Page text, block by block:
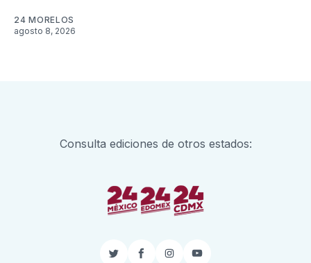
24 MORELOS
agosto 8, 2026
Consulta ediciones de otros estados:
TwitterFacebook
InstagramYouTube